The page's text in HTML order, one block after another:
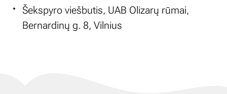
Šekspyro viešbutis, UAB Olizarų rūmai,
Bernardinų g. 8, Vilnius